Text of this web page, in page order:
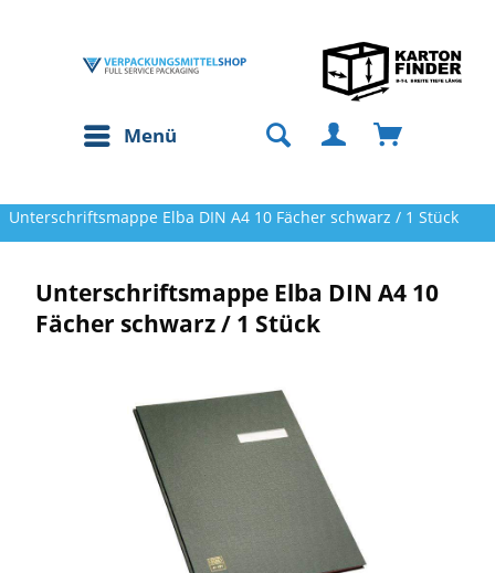
Menü
Unterschriftsmappe Elba DIN A4 10 Fächer schwarz / 1 Stück
Unterschriftsmappe Elba DIN A4 10
Fächer schwarz / 1 Stück